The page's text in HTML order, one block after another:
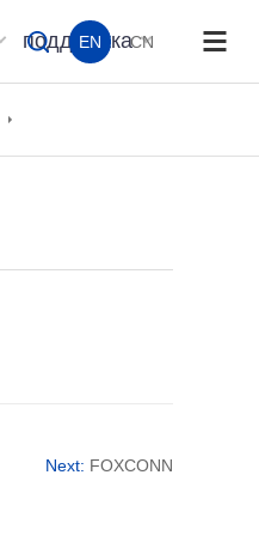
поддержка
EN CN
Next: FOXCONN